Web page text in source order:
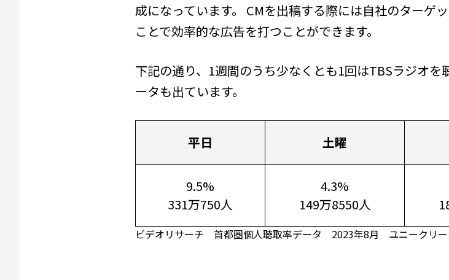
成になっています。 CMを出稿する際には自社のターゲ
ことで効率的な広告を打つことができます。
下記の通り、1週間のうち少なくとも1回はTBSラジオ
ータも出ています。
平日 土曜
9.5%
331万750人
4.3%
149万8550人
ビデオリサーチ 首都圏個人聴取率データ 2023年8月 ユニークリ